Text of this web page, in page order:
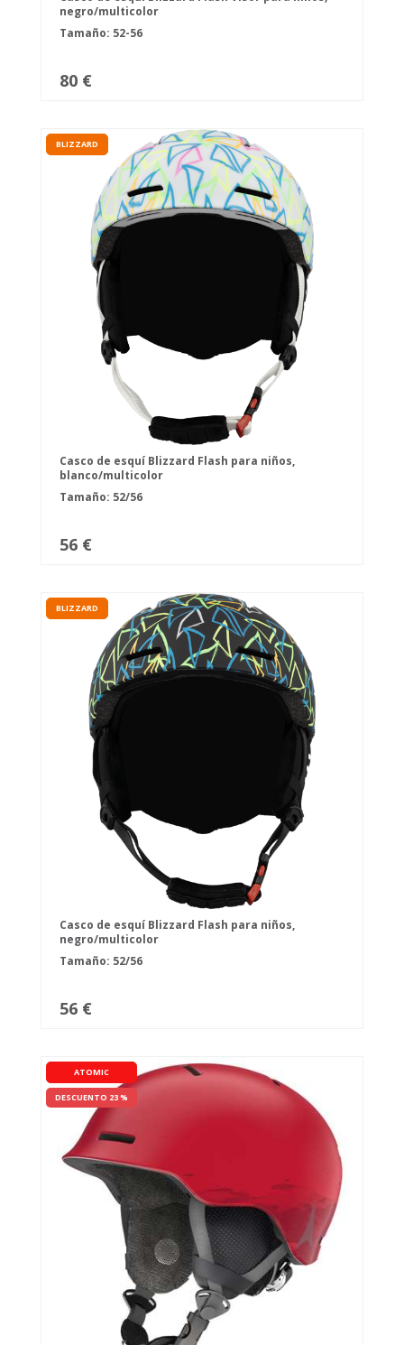
negro/multicolor
Tamaño: 52-56
80 €
BLIZZARD
Casco de esquí Blizzard Flash para niños,
blanco/multicolor
Tamaño: 52/56
56 €
BLIZZARD
Casco de esquí Blizzard Flash para niños,
negro/multicolor
Tamaño: 52/56
56 €
ATOMIC
DESCUENTO 23 %